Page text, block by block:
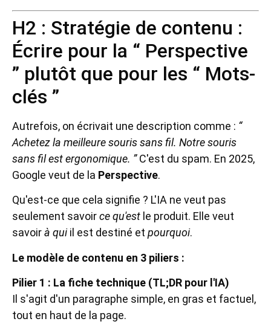
H2 : Stratégie de contenu :
Écrire pour la “ Perspective
” plutôt que pour les “ Mots-
clés ”
Autrefois, on écrivait une description comme : “
Achetez la meilleure souris sans fil. Notre souris
sans fil est ergonomique. ”C'est du spam. En 2025,
Google veut de la Perspective.
Qu'est-ce que cela signifie ? L'IA ne veut pas
seulement savoirce qu'est le produit. Elle veut
savoirà quiil est destiné et pourquoi.
Le modèle de contenu en 3 piliers :
Pilier 1 : La fiche technique (TL;DR pour l'IA)
Il s'agit d'un paragraphe simple, en gras et factuel,
tout en haut de la page.